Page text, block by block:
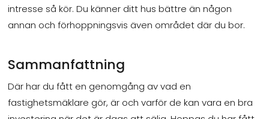
intresse så kör. Du känner ditt hus bättre än någon
annan och förhoppningsvis även området där du bor.
Sammanfattning
Där har du fått en genomgång av vad en
fastighetsmäklare gör, är och varför de kan vara en bra